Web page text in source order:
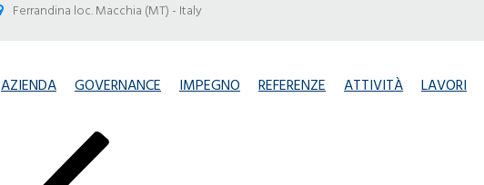
Ferrandina loc. Macchia (MT) - Italy
AZIENDA GOVERNANCE IMPEGNO REFERENZE ATTIVITÀ LAVORI